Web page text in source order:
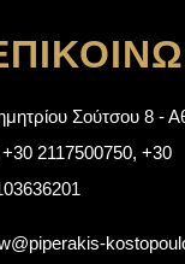
Σούτσου 8 -
+30 2117500750, +30